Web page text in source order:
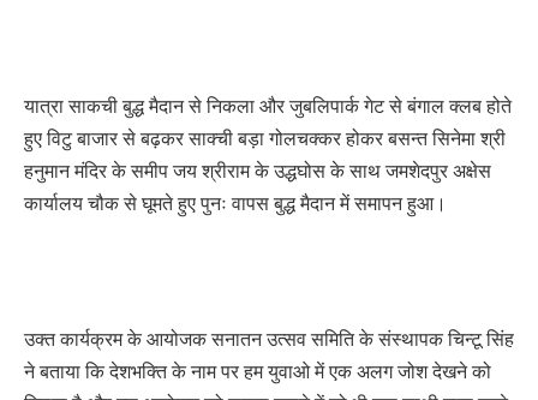
यात्रा साकची बुद्ध मैदान से निकला और जुबलिपार्क गेट से बंगाल क्लब होते
हुए विटु बाजार से बढ़कर साक्ची बड़ा गोलचक्कर होकर बसन्त सिनेमा श्री
हनुमान मंदिर के समीप जय श्रीराम के उद्धघोस के साथ जमशेदपुर अक्षेस
कार्यालय चौक से घूमते हुए पुनः वापस बुद्ध मैदान में समापन हुआ।
उक्त कार्यक्रम के आयोजक सनातन उत्सव समिति के संस्थापक चिन्टू सिंह
ने बताया कि देशभक्ति के नाम पर हम युवाओ में एक अलग जोश देखने को